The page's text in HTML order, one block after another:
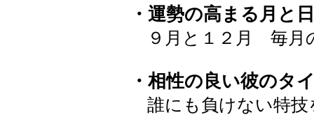
・運勢の高まる月と
９月と１２月 毎月
・相性の良い彼のタ
誰にも負けない特技